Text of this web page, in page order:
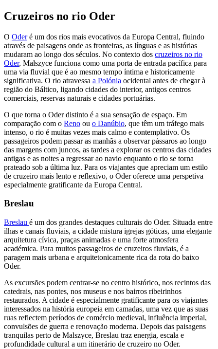
Cruzeiros no rio Oder
O Oderé um dos rios mais evocativos da Europa Central, fluindo
através de paisagens onde as fronteiras, as línguas e as histórias
mudaram ao longo dos séculos. No contexto dos cruzeiros no rio
Oder, Malszyce funciona como uma porta de entrada pacífica para
uma via fluvial que é ao mesmo tempo íntima e historicamente
significativa. O rio atravessa a Polónia ocidental antes de chegar à
região do Báltico, ligando cidades do interior, antigos centros
comerciais, reservas naturais e cidades portuárias.
O que torna o Oder distinto é a sua sensação de espaço. Em
comparação com o Reno ou o Danúbio, que têm um tráfego mais
intenso, o rio é muitas vezes mais calmo e contemplativo. Os
passageiros podem passar as manhãs a observar pássaros ao longo
das margens com juncos, as tardes a explorar os centros das cidades
antigas e as noites a regressar ao navio enquanto o rio se torna
prateado sob a última luz. Para os viajantes que apreciam um estilo
de cruzeiro mais lento e reflexivo, o Oder oferece uma perspetiva
especialmente gratificante da Europa Central.
Breslau
Breslau é um dos grandes destaques culturais do Oder. Situada entre
ilhas e canais fluviais, a cidade mistura igrejas góticas, uma elegante
arquitetura cívica, praças animadas e uma forte atmosfera
académica. Para muitos passageiros de cruzeiros fluviais, é a
paragem mais urbana e arquitetonicamente rica da rota do baixo
Oder.
As excursões podem centrar-se no centro histórico, nos recintos das
catedrais, nas pontes, nos museus e nos bairros ribeirinhos
restaurados. A cidade é especialmente gratificante para os viajantes
interessados na história europeia em camadas, uma vez que as suas
ruas reflectem períodos de comércio medieval, influência imperial,
convulsões de guerra e renovação moderna. Depois das paisagens
tranquilas perto de Malszyce, Breslau traz energia, escala e
profundidade cultural a um itinerário de cruzeiro no Oder.